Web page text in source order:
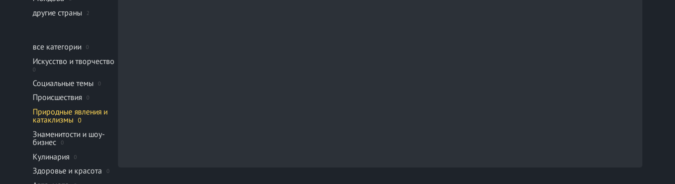
другие страны 2
все категории 0
Искусство и творчество
0
Социальные темы 0
Происшествия 0
Природные явления и
катаклизмы 0
Знаменитости и шоу-
бизнес
0
Кулинария 0
Здоровье и красота 0